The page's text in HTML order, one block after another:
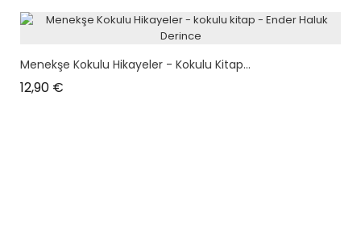
Menekşe Kokulu Hikayeler - Kokulu Kitap...
12,90 €